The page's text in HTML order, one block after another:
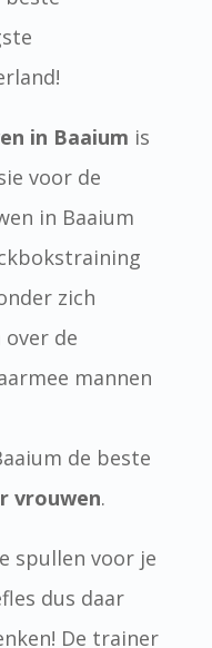
in Baaium is
voor de
in Baaium
zich
de
mannen
de beste
vrouwen.
spullen voor je
dus daar
De trainer